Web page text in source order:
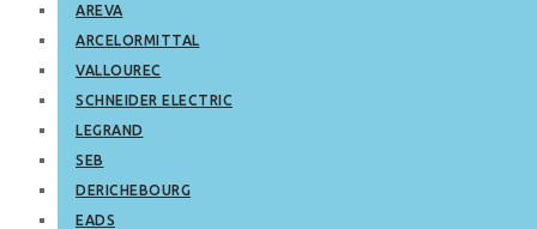
AREVA
ARCELORMITTAL
VALLOUREC
SCHNEIDER ELECTRIC
LEGRAND
SEB
DERICHEBOURG
EADS